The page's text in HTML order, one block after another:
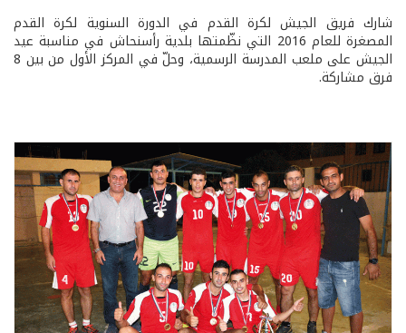
شارك فريق الجيش لكرة القدم في الدورة السنوية لكرة القدم
المصغرة للعام 2016 التي نظّمتها بلدية رأسنحاش في مناسبة عيد
الجيش على ملعب المدرسة الرسمية، وحلّ في المركز الأول من بين 8
فرق مشاركة.